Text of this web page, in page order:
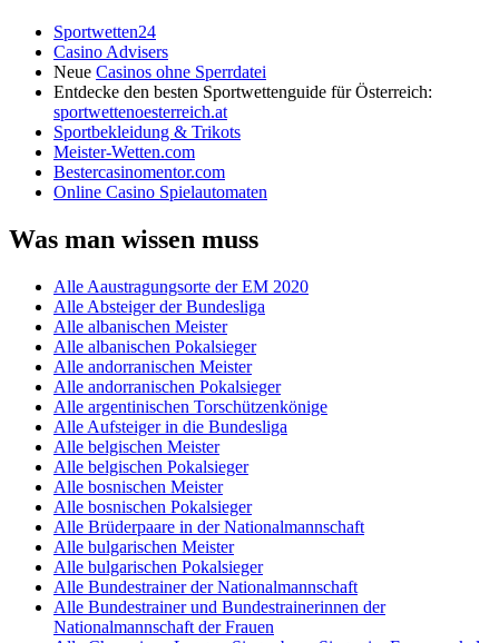
Sportwetten24
Casino Advisers
Neue Casinos ohne Sperrdatei
Entdecke den besten Sportwettenguide für Österreich:
sportwettenoesterreich.at
Sportbekleidung & Trikots
Meister-Wetten.com
Bestercasinomentor.com
Online Casino Spielautomaten
Was man wissen muss
Alle Aaustragungsorte der EM 2020
Alle Absteiger der Bundesliga
Alle albanischen Meister
Alle albanischen Pokalsieger
Alle andorranischen Meister
Alle andorranischen Pokalsieger
Alle argentinischen Torschützenkönige
Alle Aufsteiger in die Bundesliga
Alle belgischen Meister
Alle belgischen Pokalsieger
Alle bosnischen Meister
Alle bosnischen Pokalsieger
Alle Brüderpaare in der Nationalmannschaft
Alle bulgarischen Meister
Alle bulgarischen Pokalsieger
Alle Bundestrainer der Nationalmannschaft
Alle Bundestrainer und Bundestrainerinnen der
Nationalmannschaft der Frauen